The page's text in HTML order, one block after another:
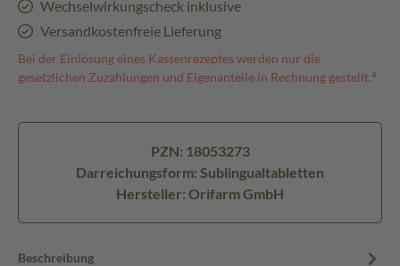
Wechselwirkungscheck inklusive
Versandkostenfreie Lieferung
Bei der Einlösung eines Kassenrezeptes werden nur die
gesetzlichen Zuzahlungen und Eigenanteile in Rechnung gestellt.⁴
PZN: 18053273
Darreichungsform: Sublingualtabletten
Hersteller: Orifarm GmbH
Beschreibung